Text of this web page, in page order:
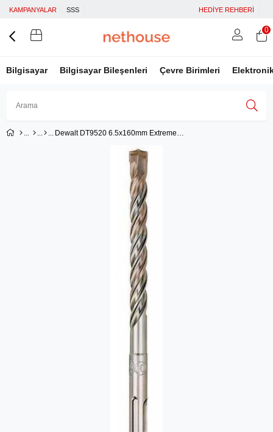
KAMPANYALAR SSS HEDİYE REHBERİ
Bilgisayar Bilgisayar Bileşenleri Çevre Birimleri
0
Dewalt DT9520 6.5x160mm Extreme2 SDS-Plus Matkap Ucu